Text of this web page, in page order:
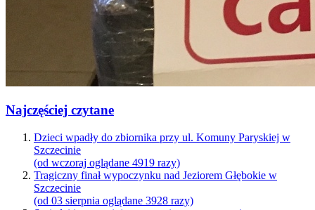
Najczęściej czytane
Dzieci wpadły do zbiornika przy ul. Komuny Paryskiej w
Szczecinie
(od wczoraj oglądane 4919 razy)
Tragiczny finał wypoczynku nad Jeziorem Głębokie w
Szczecinie
(od 03 sierpnia oglądane 3928 razy)